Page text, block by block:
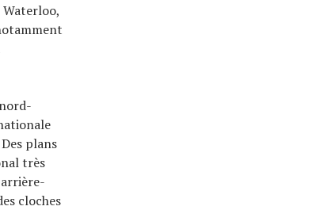
plans
très
cloches